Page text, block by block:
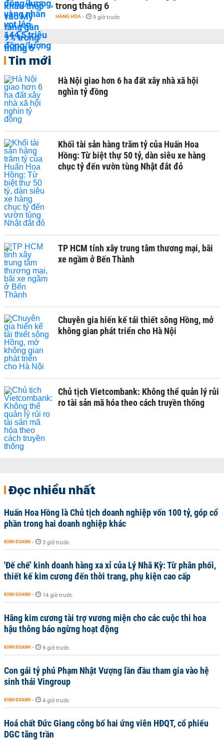
trong tháng 6
HÀNG HÓA - 9 giờ trước
Tin mới
Hà Nội giao hơn 6 ha đất xây nhà xã hội
nghìn tỷ đồng
Khối tài sản hàng trăm tỷ của Huấn Hoa
Hồng: Từ biệt thự 50 tỷ, dàn siêu xe hàng
chục tỷ đến vườn tùng Nhật đắt đỏ
TP HCM tính xây trung tâm thương mại, bãi
xe ngầm ở Bến Thành
Chuyên gia hiến kế tái thiết sông Hồng, mở
không gian phát triển cho Hà Nội
Chủ tịch Vietcombank: Không thể quản lý rủi
ro tài sản mã hóa theo cách truyền thống
Đọc nhiều nhất
Huấn Hoa Hồng là Chủ tịch doanh nghiệp vốn 100 tỷ, góp cổ
phần trong hai doanh nghiệp khác
KINH DOANH - 3 giờ trước
'Đế chế’ kinh doanh hàng xa xỉ của Lý Nhã Kỳ: Từ phân phối,
thiết kế kim cương đến thời trang, phụ kiện cao cấp
KINH DOANH - 14 giờ trước
Hãng kim cương tài trợ vương miện cho các cuộc thi hoa
hậu thông báo ngừng hoạt động
KINH DOANH - 9 giờ trước
Con gái tỷ phú Phạm Nhật Vượng lần đầu tham gia vào hệ
sinh thái Vingroup
KINH DOANH - 4 giờ trước
Hoá chất Đức Giang công bố hai ứng viên HĐQT, cổ phiếu
DGC tăng trần